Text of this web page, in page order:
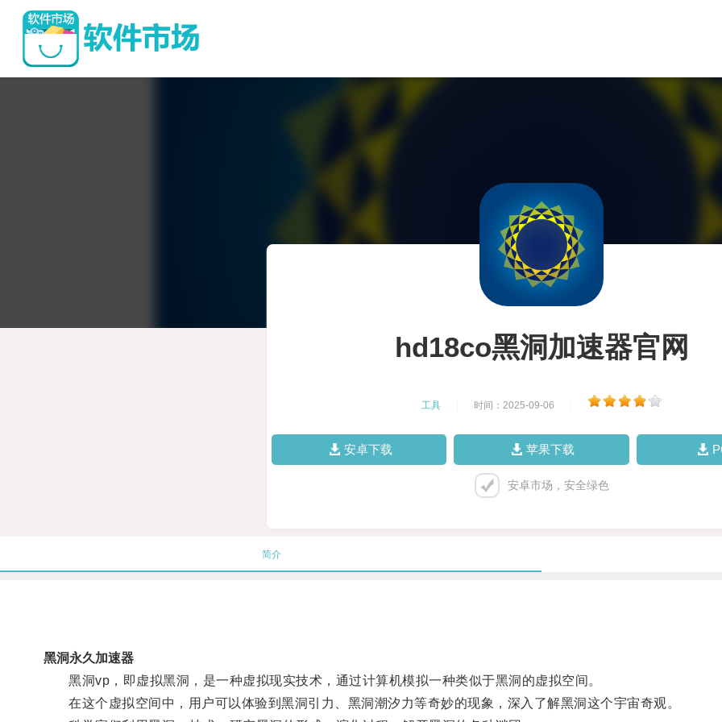
hd18co黑洞加速器官网
工具 时间：2025-09-06
安卓下载 苹果下载
安卓市场，安全绿色
简介
黑洞永久加速器
黑洞vp，即虚拟黑洞，是一种虚拟现实技术，通过计算机模拟一种类似于黑洞的虚拟空间。
在这个虚拟空间中，用户可以体验到黑洞引力、黑洞潮汐力等奇妙的现象，深入了解黑洞这个宇宙奇观。